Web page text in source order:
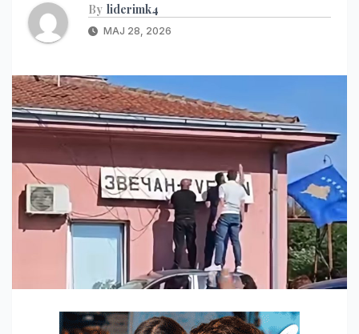
By liderimk4
MAJ 28, 2026